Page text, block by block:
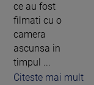
ce au fost
filmati cu o
camera
ascunsa in
timpul ...
Citeste mai mult